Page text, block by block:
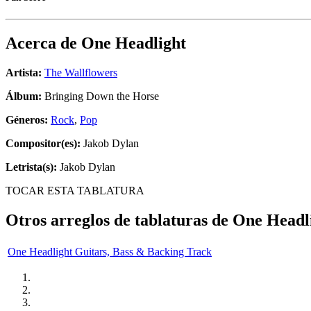
Acerca de One Headlight
Artista: The Wallflowers
Álbum: Bringing Down the Horse
Géneros: Rock, Pop
Compositor(es): Jakob Dylan
Letrista(s): Jakob Dylan
TOCAR ESTA TABLATURA
Otros arreglos de tablaturas de One
One Headlight Guitars, Bass & Backing Track